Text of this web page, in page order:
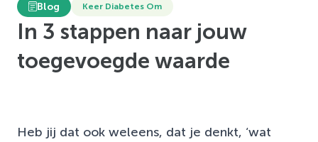
Blog Keer Diabetes Om
In 3 stappen naar jouw
toegevoegde waarde
Heb jij dat ook weleens, dat je denkt, ‘wat